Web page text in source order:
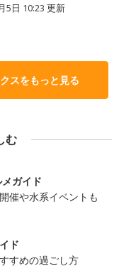
5日 10:23 更新
スをもっと見る
む
ガイド
催や水系イベントも
ド
すめの過ごし方